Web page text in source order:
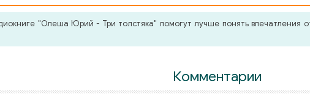
"Олеша Юрий - Три толстяка" помогут лучше понять впечатления
Комментарии